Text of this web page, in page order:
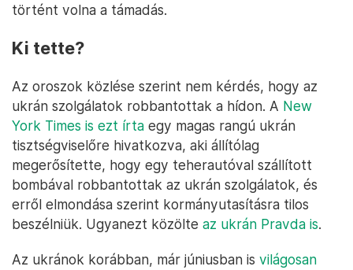
történt volna a támadás.
Ki tette?
Az oroszok közlése szerint nem kérdés, hogy az
ukrán szolgálatok robbantottak a hídon. A New
York Times is ezt írta egy magas rangú ukrán
tisztségviselőre hivatkozva, aki állítólag
megerősítette, hogy egy teherautóval szállított
bombával robbantottak az ukrán szolgálatok, és
erről elmondása szerint kormányutasításra tilos
beszélniük. Ugyanezt közölte az ukrán Pravda is.
Az ukránok korábban, már júniusban is világosan